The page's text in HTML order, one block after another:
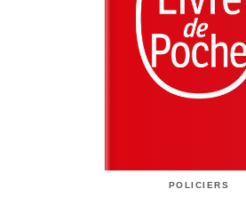
POLICIERS